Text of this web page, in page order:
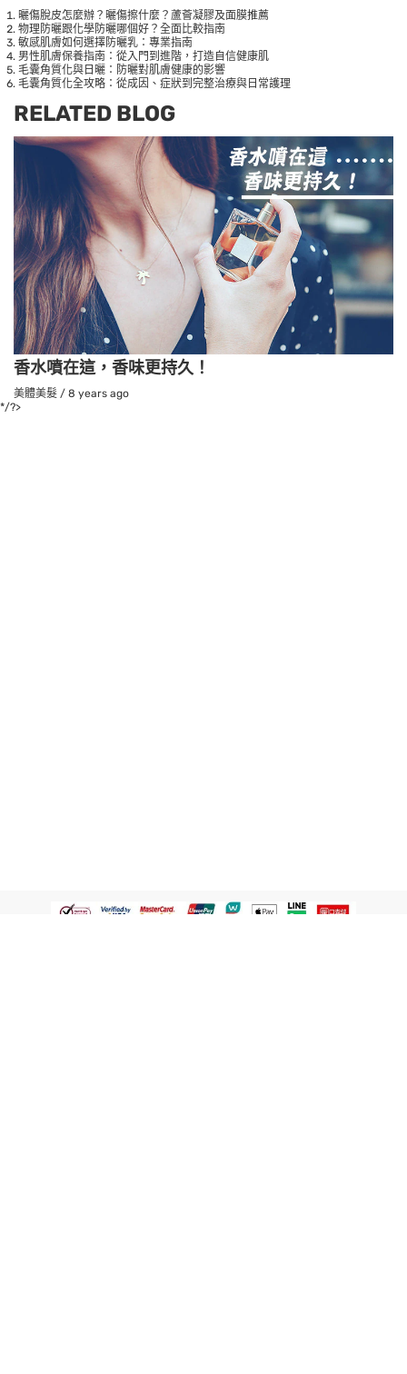
曬傷脫皮怎麼辦？曬傷擦什麼？蘆薈凝膠及面膜推薦
物理防曬跟化學防曬哪個好？全面比較指南
敏感肌膚如何選擇防曬乳：專業指南
男性肌膚保養指南：從入門到進階，打造自信健康肌
毛囊角質化與日曬：防曬對肌膚健康的影響
毛囊角質化全攻略：從成因、症狀到完整治療與日常護理
RELATED BLOG
香水噴在這，香味更持久！
美體美髮 / 8 years ago
*/?>